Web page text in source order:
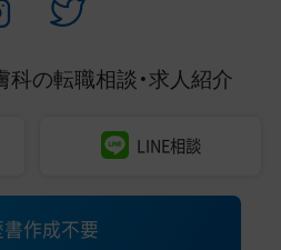
科の転職相談・求人紹介
LINE相談
作成不要